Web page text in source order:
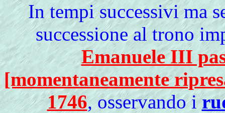
In tempi successivi ma
successione al trono
Emanuele III
[momentaneamente
1746, osservando i